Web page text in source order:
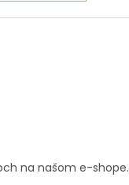
na našom e-shope.